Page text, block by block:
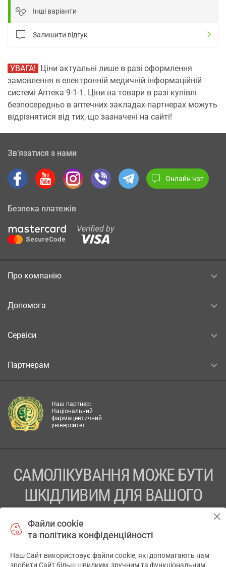
Інші варіанти
Залишити відгук
УВАГА! Ціни актуальні лише в разі оформлення
замовлення в електронній медичній інформаційній
системі Аптека 9-1-1. Ціни на товари в разі купівлі
безпосередньо в аптечних закладах-партнерах можуть
відрізнятися від тих, що зазначені на сайті!
Зв’язатися з нами
Онлайн чат
Безпека платежів
Про компанію
Допомога
Сервіси
Партнерам
Наш партнер:
Національний
фармацевтичний
університет
САМОЛІКУВАННЯ МОЖЕ БУТИ
ШКІДЛИВИМ ДЛЯ ВАШОГО
ПЕРЕД ЗАСТОСУВАННЯМ ПРЕПАРАТУ ПРОКОНСУЛЬТУЙТЕСЬ
Файли cookie
та політика конфіденційності
Наш Сайт використовує файли cookie, які допомагають нам
зробити Сайт більш швидким, зручним та функціональним.
✕